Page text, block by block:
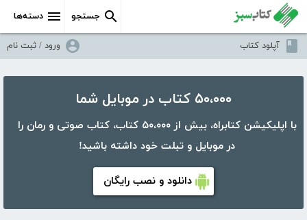
دسته‌ها جستجو
آپلود کتاب ورود / ثبت نام
۵۰،۰۰۰ کتاب در موبایل شما
با اپلیکیشن کتابراه، بیش از ۵۰،۰۰۰ کتاب، کتاب صوتی و رمان را
در موبایل و تبلت خود داشته باشید!
دانلود و نصب رایگان